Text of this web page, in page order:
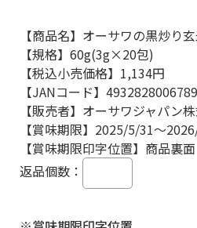
【商品名】オーサワの黒炒り
【規格】60g(3g×20包)
【税込小売価格】1,134円
【JANコード】4932828006789
【販売者】オーサワジャパン
【賞味期限】2025/5/31～
【賞味期限印字位置】商品裏面
返品個数：